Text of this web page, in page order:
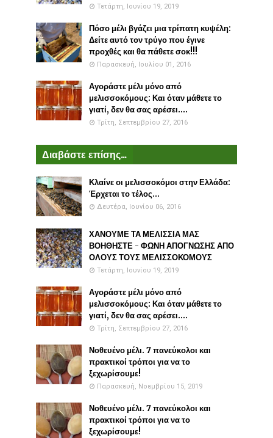
Τετάρτη, Ιουνίου 19, 2019
Πόσο μέλι βγάζει μια τρίπατη κυψέλη:
Δείτε αυτό τον τρύγο που έγινε
προχθές και θα πάθετε σοκ!!!
Παρασκευή, Ιουλίου 01, 2016
Αγοράστε μέλι μόνο από
μελισσοκόμους: Και όταν μάθετε το
γιατί, δεν θα σας αρέσει....
Τρίτη, Σεπτεμβρίου 27, 2016
Διαβάστε επίσης...
Κλαίνε οι μελισσοκόμοι στην Ελλάδα:
Έρχεται το τέλος...
Δευτέρα, Ιουνίου 06, 2016
ΧΑΝΟΥΜΕ ΤΑ ΜΕΛΙΣΣΙΑ ΜΑΣ
ΒΟΗΘΗΣΤΕ - ΦΩΝΗ ΑΠΟΓΝΩΣΗΣ ΑΠΟ
ΟΛΟΥΣ ΤΟΥΣ ΜΕΛΙΣΣΟΚΟΜΟΥΣ
Τετάρτη, Ιουνίου 19, 2019
Αγοράστε μέλι μόνο από
μελισσοκόμους: Και όταν μάθετε το
γιατί, δεν θα σας αρέσει....
Τρίτη, Σεπτεμβρίου 27, 2016
Νοθευένο μέλι. 7 πανεύκολοι και
πρακτικοί τρόποι για να το
ξεχωρίσουμε!
Παρασκευή, Νοεμβρίου 15, 2019
Νοθευένο μέλι. 7 πανεύκολοι και
πρακτικοί τρόποι για να το
ξεχωρίσουμε!